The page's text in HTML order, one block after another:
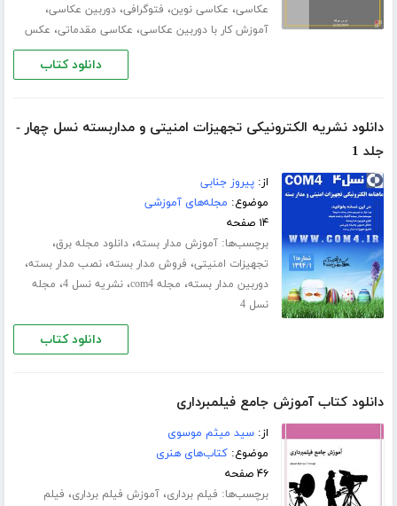
عکاسی، عکاسی نوین، فتوگرافی،دوربین عکاسی،
آموزش کار با دوربین عکاسی، عکاسی مقدماتی، عکس
دانلود کتاب
دانلود نشریه الکترونیکی تجهیزات امنیتی و مداربسته نسل چهار -
جلد 1
از:پیروز جنابی
موضوع: مجله‌های آموزشی
۱۴ صفحه
برچسب‌ها:آموزش مدار بسته،دانلود مجله برق،
تجهیزات امنیتی، فروش مدار بسته،نصب مدار بسته،
دوربین مدار بسته، مجله com4 ،نشریه نسل 4 ، مجله
نسل 4
دانلود کتاب
دانلود کتاب آموزش جامع فیلمبرداری
از:سید میثم موسوی
موضوع:کتاب‌های هنری
۴۶ صفحه
برچسب‌ها: فیلم برداری،آموزش فیلم برداری، فیلم